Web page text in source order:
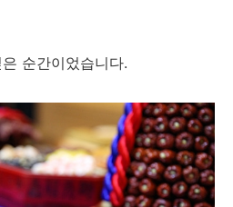
순간이었습니다.